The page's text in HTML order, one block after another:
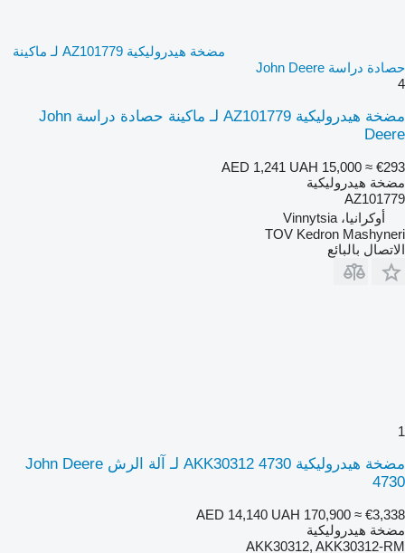
مضخة هيدروليكية AZ101779 لـ ماكينة
حصادة دراسة John Deere
4
مضخة هيدروليكية AZ101779 لـ ماكينة حصادة دراسة John
Deere
AED 1,241 UAH 15,000 ≈ €293
مضخة هيدروليكية
AZ101779
أوكرانيا، Vinnytsia
TOV Kedron Mashyneri
الاتصال بالبائع
1
مضخة هيدروليكية 4730 AKK30312 لـ آلة الرش John Deere
4730
AED 14,140 UAH 170,900 ≈ €3,338
مضخة هيدروليكية
AKK30312, AKK30312-RM